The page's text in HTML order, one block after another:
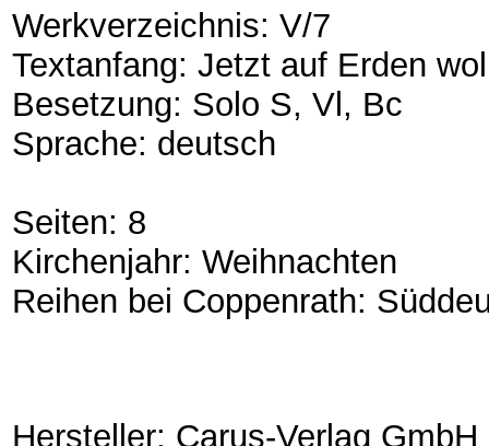
Werkverzeichnis: V/7
Textanfang: Jetzt auf Erden
Besetzung: Solo S, Vl, Bc
Sprache: deutsch
Seiten: 8
Kirchenjahr: Weihnachten
Reihen bei Coppenrath:
Hersteller: Carus-Verlag